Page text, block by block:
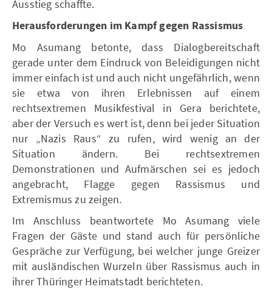
Ausstieg schaffte.
Herausforderungen im Kampf gegen Rassismus
Mo Asumang betonte, dass Dialogbereitschaft
gerade unter dem Eindruck von Beleidigungen nicht
immer einfach ist und auch nicht ungefährlich, wenn
sie etwa von ihren Erlebnissen auf einem
rechtsextremen Musikfestival in Gera berichtete,
aber der Versuch es wert ist, denn bei jeder Situation
nur „Nazis Raus“ zu rufen, wird wenig an der
Situation ändern. Bei rechtsextremen
Demonstrationen und Aufmärschen sei es jedoch
angebracht, Flagge gegen Rassismus und
Extremismus zu zeigen.
Im Anschluss beantwortete Mo Asumang viele
Fragen der Gäste und stand auch für persönliche
Gespräche zur Verfügung, bei welcher junge Greizer
mit ausländischen Wurzeln über Rassismus auch in
ihrer Thüringer Heimatstadt berichteten.